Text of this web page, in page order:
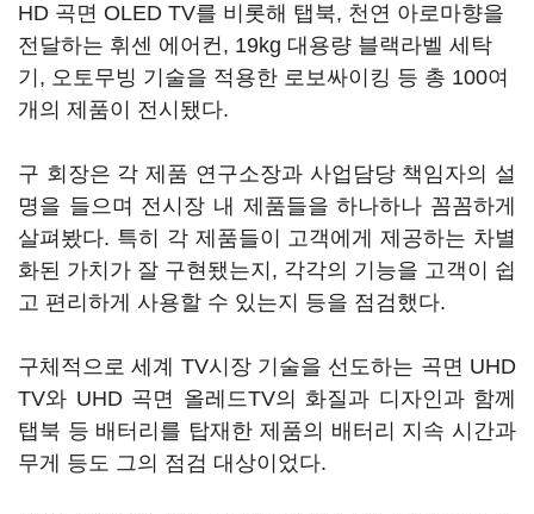
HD 곡면 OLED TV를 비롯해 탭북, 천연 아로마향을
전달하는 휘센 에어컨, 19kg 대용량 블랙라벨 세탁
기, 오토무빙 기술을 적용한 로보싸이킹 등 총 100여
개의 제품이 전시됐다.
구 회장은 각 제품 연구소장과 사업담당 책임자의 설
명을 들으며 전시장 내 제품들을 하나하나 꼼꼼하게
살펴봤다. 특히 각 제품들이 고객에게 제공하는 차별
화된 가치가 잘 구현됐는지, 각각의 기능을 고객이 쉽
고 편리하게 사용할 수 있는지 등을 점검했다.
구체적으로 세계 TV시장 기술을 선도하는 곡면 UHD
TV와 UHD 곡면 올레드TV의 화질과 디자인과 함께
탭북 등 배터리를 탑재한 제품의 배터리 지속 시간과
무게 등도 그의 점검 대상이었다.